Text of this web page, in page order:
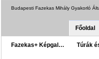
Budapesti Fazekas Mihály Gyakorló
Főoldal
Fazekas+ Képgal… Túrák